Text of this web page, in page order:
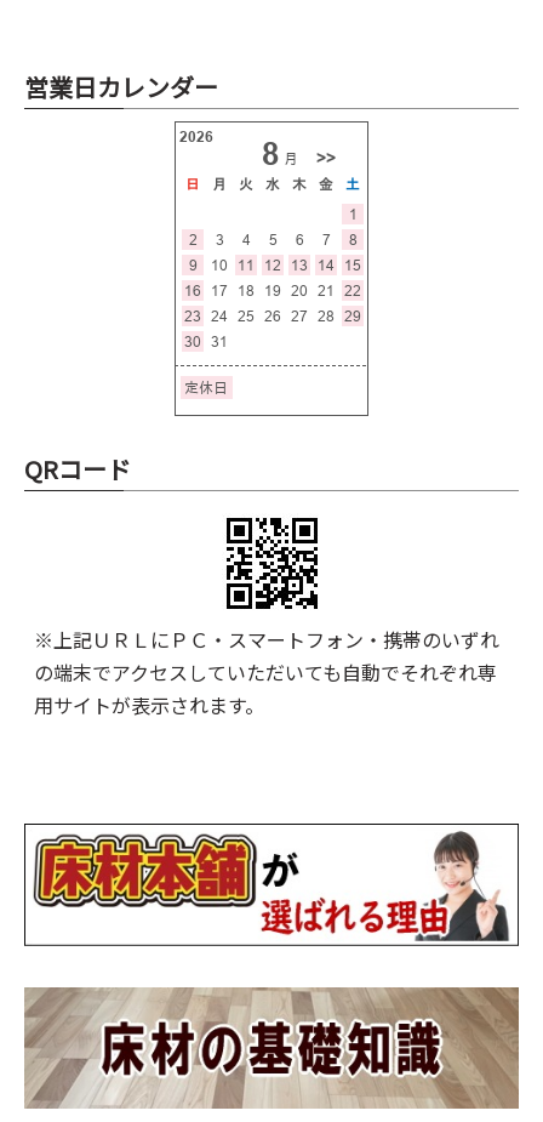
営業日カレンダー
QRコード
※上記ＵＲＬにＰＣ・スマートフォン・携帯のいずれ
の端末でアクセスしていただいても自動でそれぞれ専
用サイトが表示されます。